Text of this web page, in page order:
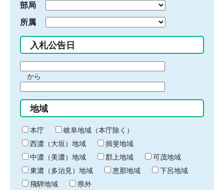
部局
所属
入札公告日
間
始
り
から
間
終
わ
り
地域
本庁
岐阜地域（本庁除く）
西濃（大垣）地域
揖斐地域
中濃（美濃）地域
郡上地域
可茂地域
東濃（多治見）地域
恵那地域
下呂地域
飛騨地域
県外